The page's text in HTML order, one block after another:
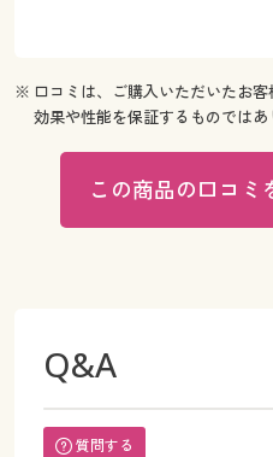
※ 口コミは、ご購入いただいたお
効果や性能を保証するものではあ
この商品の口コミ
Q&A
質問する